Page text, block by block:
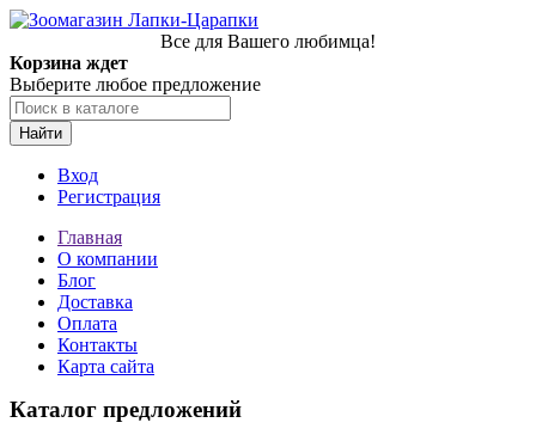
Все для Вашего любимца!
Корзина ждет
Выберите любое предложение
Найти
Вход
Регистрация
Главная
О компании
Блог
Доставка
Оплата
Контакты
Карта сайта
Каталог предложений